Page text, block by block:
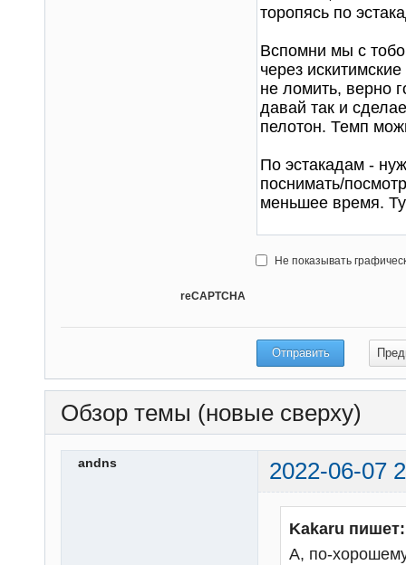
Не показывать
reCAPTCHA
Обзор темы (новые сверху)
andns 2022-06-07
Kakaru пишет:
А, по-